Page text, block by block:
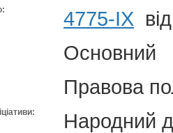
4775-IX
Основний
Правова
Народний